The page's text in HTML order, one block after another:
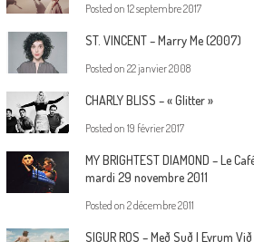
Posted on 12 septembre 2017
ST. VINCENT – Marry Me (2007)
Posted on 22 janvier 2008
CHARLY BLISS – « Glitter »
Posted on 19 février 2017
MY BRIGHTEST DIAMOND – Le
mardi 29 novembre 2011
Posted on 2 décembre 2011
SIGUR ROS – Með Suð I Eyrum